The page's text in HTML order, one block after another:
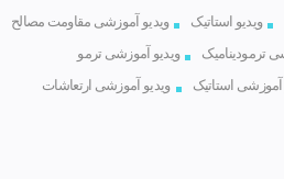
ویدیو استاتیک
ویدیو آموزشی مقاومت مصالح
ترمودینامیک
ویدیو آموزشی ترمو
آموزشی استاتیک ویدیو آموزشی ارتعاشات